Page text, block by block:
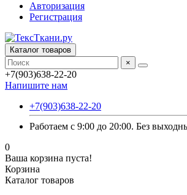
Авторизация
Регистрация
Каталог товаров
×
+7(903)638-22-20
Напишите нам
+7(903)638-22-20
Работаем с 9:00 до 20:00. Без
0
Ваша корзина пуста!
Корзина
Каталог товаров